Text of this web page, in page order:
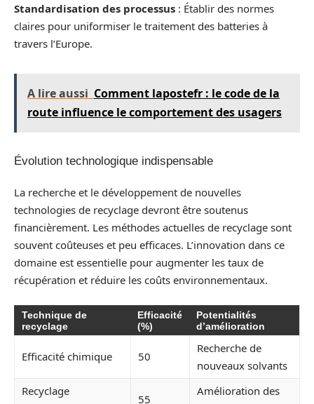
Standardisation des processus : Établir des normes
claires pour uniformiser le traitement des batteries à
travers l’Europe.
A lire aussi Comment lapostefr : le code de la
route influence le comportement des usagers
Évolution technologique indispensable
La recherche et le développement de nouvelles
technologies de recyclage devront être soutenus
financièrement. Les méthodes actuelles de recyclage sont
souvent coûteuses et peu efficaces. L’innovation dans ce
domaine est essentielle pour augmenter les taux de
récupération et réduire les coûts environnementaux.
Technique de
recyclage
Efficacité
(%)
Potentialités
d’amélioration
Efficacité chimique 50
Recherche de
nouveaux solvants
Recyclage
55
Amélioration des